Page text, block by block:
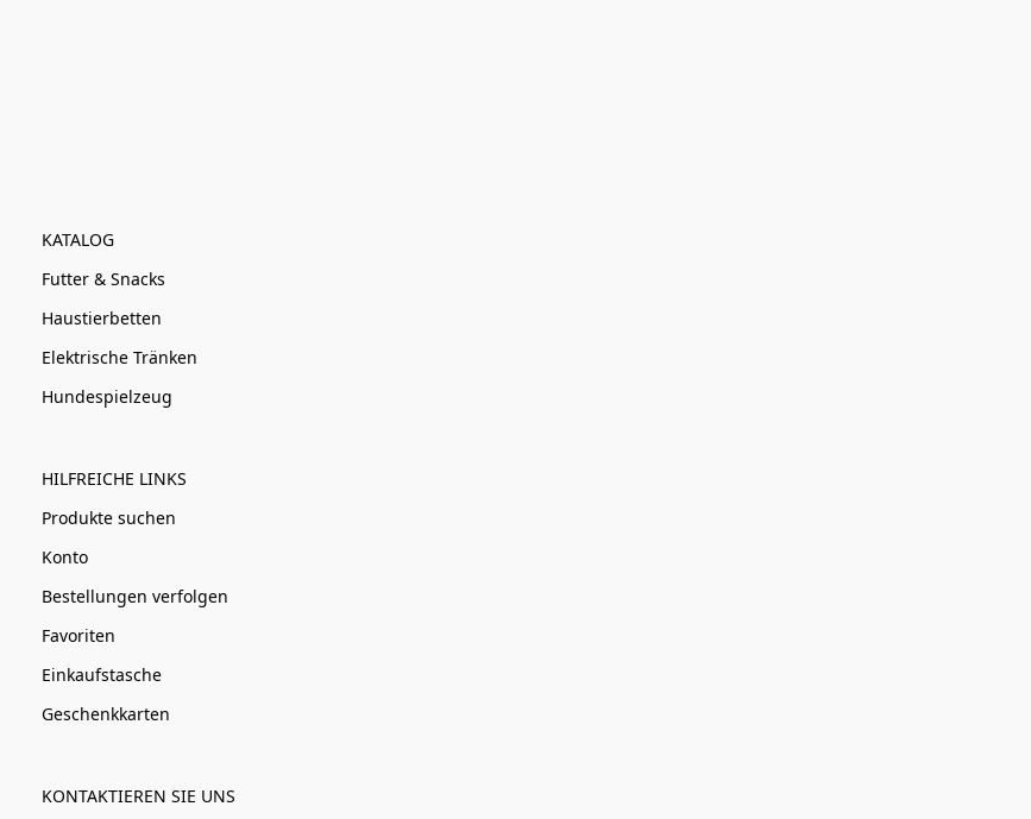
KATALOG
Futter & Snacks
Haustierbetten
Elektrische Tränken
Hundespielzeug
HILFREICHE LINKS
Produkte suchen
Konto
Bestellungen verfolgen
Favoriten
Einkaufstasche
Geschenkkarten
KONTAKTIEREN SIE UNS